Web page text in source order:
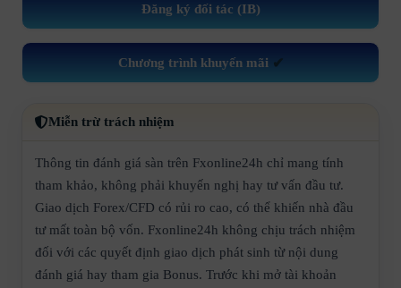
Đăng ký đối tác (IB)
Chương trình khuyến mãi ✔
Miễn trừ trách nhiệm
Thông tin đánh giá sàn trên Fxonline24h chỉ mang tính
tham khảo, không phải khuyến nghị hay tư vấn đầu tư.
Giao dịch Forex/CFD có rủi ro cao, có thể khiến nhà đầu
tư mất toàn bộ vốn. Fxonline24h không chịu trách nhiệm
đối với các quyết định giao dịch phát sinh từ nội dung
đánh giá hay tham gia Bonus. Trước khi mở tài khoản